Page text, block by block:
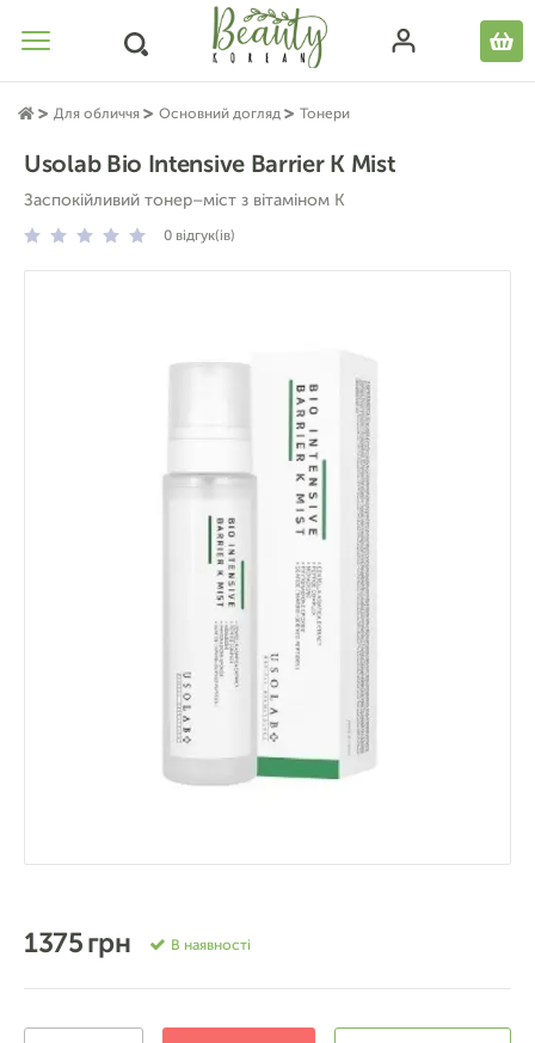
Для обличчя Основний догляд Тонери
Usolab Bio Intensive Barrier K Mist
Заспокійливий тонер–міст з вітаміном К
0 відгук(ів)
1375 грн В наявності